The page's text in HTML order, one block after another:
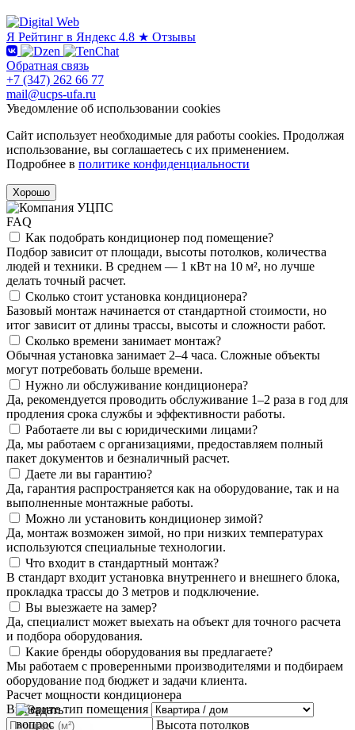
Я Рейтинг в Яндекс 4.8 ★ Отзывы
Обратная связь
+7 (347) 262 66 77
mail@ucps-ufa.ru
Уведомление об использовании cookies
Сайт использует необходимые для работы cookies. Продолжая
использование, вы соглашаетесь с их применением.
Подробнее в политике конфиденциальности
Хорошо
FAQ
Как подобрать кондиционер под помещение?
Подбор зависит от площади, высоты потолков, количества
людей и техники. В среднем — 1 кВт на 10 м², но лучше
делать точный расчет.
Сколько стоит установка кондиционера?
Базовый монтаж начинается от стандартной стоимости, но
итог зависит от длины трассы, высоты и сложности работ.
Сколько времени занимает монтаж?
Обычная установка занимает 2–4 часа. Сложные объекты
могут потребовать больше времени.
Нужно ли обслуживание кондиционера?
Да, рекомендуется проводить обслуживание 1–2 раза в год для
продления срока службы и эффективности работы.
Работаете ли вы с юридическими лицами?
Да, мы работаем с организациями, предоставляем полный
пакет документов и безналичный расчет.
Даете ли вы гарантию?
Да, гарантия распространяется как на оборудование, так и на
выполненные монтажные работы.
Можно ли установить кондиционер зимой?
Да, монтаж возможен зимой, но при низких температурах
используются специальные технологии.
Что входит в стандартный монтаж?
В стандарт входит установка внутреннего и внешнего блока,
прокладка трассы до 3 метров и подключение.
Вы выезжаете на замер?
Да, специалист может выехать на объект для точного расчета
и подбора оборудования.
Какие бренды оборудования вы предлагаете?
Мы работаем с проверенными производителями и подбираем
оборудование под бюджет и задачи клиента.
Расчет мощности кондиционера
Выберите тип помещения
Высота потолков